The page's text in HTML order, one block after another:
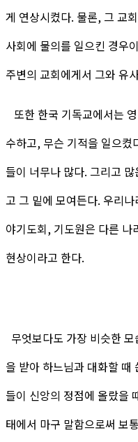
게 연상시켰다. 물론, 그 교
사회에 물의를 일으킨 경우
주변의 교회에게서 그와 유
또한 한국 기독교에서는
수하고, 무슨 기적을 일으
들이 너무나 많다. 그리고
고 그 밑에 모여든다. 우리
야기도회, 기도원은 다른
현상이라고 한다.
무엇보다도 가장 비슷한
을 받아 하느님과 대화할
들이 신앙의 정점에 올랐을
태에서 마구 말함으로써 보